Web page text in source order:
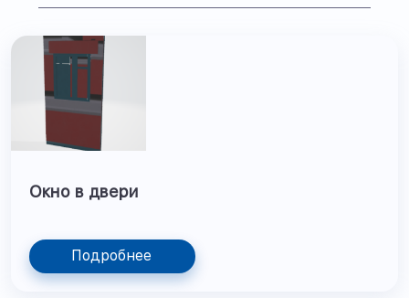
Окно в двери
Подробнее